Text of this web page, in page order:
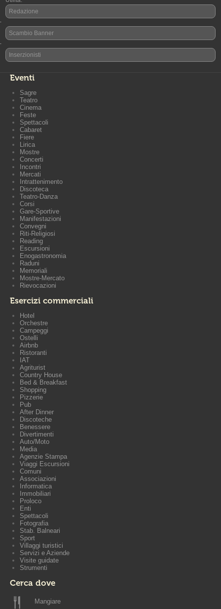
Redazione
-
Scambio Banner
-
Inserzionisti
Eventi
Sagre
Teatro
Cinema
Feste
Spettacoli
Cabaret
Fiere
Lirica
Mostre
Concerti
Incontri
Mercati
Intrattenimento
Discoteca
Teatro-Danza
Corsi
Gare-Sportive
Manifestazioni
Convegni
Riti-Religiosi
Reading
Escursioni
Enogastronomia
Raduni
Memoriali
Mostre-Mercato
Rievocazioni
Esercizi commerciali
Hotel
Orchestre
Campeggi
Ostelli
Airbnb
Ristoranti
IAT
Agriturist
Country House
Bed & Breakfast
Shopping
Pizzerie
Pub
After Dinner
Discoteche
Benessere
Divertimenti
Auto/Moto
Media
Agenzie Stampa
Viaggi Escursioni
Comuni
Associazioni
Informatica
Immobiliari
Proloco
Enti
Spettacoli
Fotografia
Stab. Balneari
Sport
Villaggi turistici
Servizi e Aziende
Visite guidate
Strumenti
Cerca dove
Mangiare